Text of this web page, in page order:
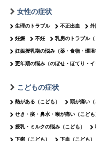
女性の症状
生理のトラブル 不正出血 外
妊娠 不妊 乳房のトラブル（
妊娠授乳期の悩み（薬・食物・環境
更年期の悩み（のぼせ・ほてり・イ
こどもの症状
熱がある（こども） 頭が痛い（
せき・痰・鼻水・喉が痛い（こども
授乳・ミルクの悩み（こども）
下痢（こども） 下血（こども）